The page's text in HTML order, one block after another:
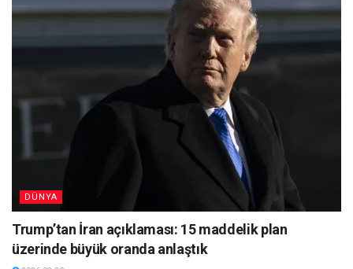
DÜNYA
Trump’tan İran açıklaması: 15 maddelik plan
üzerinde büyük oranda anlaştık